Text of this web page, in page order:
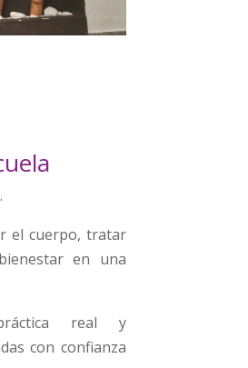
el cuerpo, tratar
en una
real y
con confianza